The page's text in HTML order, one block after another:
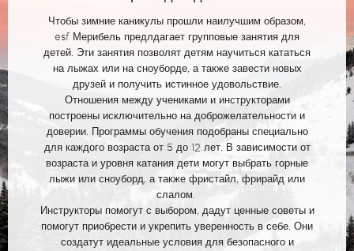
Чтобы зимние каникулы прошли наилучшим образом,
esf Мерибель предлдагает групповые занятия для
детей. Эти занятия позволят детям научиться кататься
на лыжах или на сноуборде, а также завести новых
друзей и получить истинное удовольствие.
Отношения между учениками и инструкторами
построены исключительно на доброжелательности и
доверии. Программы обучения подобраны специально
для каждого возраста от 5 до 12 лет. В зависимости от
возраста и уровня катания дети могут выбрать горные
лыжи или сноуборд, а также фристайл, фрирайд или
слалом.
Инструкторы помогут с выбором, дадут ценные советы и
помогут приобрести и укрепить уверенность в себе. Они
создатут идеальные условия для безопасного и